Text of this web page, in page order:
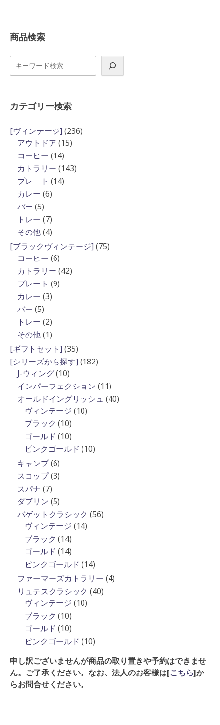
商品検索
索
カテゴリー検索
[ヴィンテージ] 236236
アウトドア 1515
の
コーヒー 1414
個
の
カトラリー 143143
プレート 1414
カレー 66
の
商
品
バー 55
個
の
商
品
トレー 77
個
の
商
品
その他 44
個
の
品
[ブラックヴィンテージ] 7575
コーヒー 66
個
の
カトラリー 4242
プレート 99
カレー 33
の
商
品
バー 55
個
の
品
トレー 22
個
の
商
品
その他 11
個
の
商
品
[ギフトセット] 3535
個
商
品
[シリーズから探す] 182182
の
商
J-ウィング 1010
個
の
商
品
インパーフェクション 1111
個
オールドイングリッシュ 4040
ヴィンテージ 1010
商
ブラック 1010
個
の
ゴールド 1010
個
ピンクゴールド 1010
キャンプ 66
個
商
品
スコップ 33
の
商
スパナ 77
個
の
商
品
ダブリン 55
個
の
商
品
バゲットクラシック 5656
ヴィンテージ 1414
商
ブラック 1414
個
の
商
品
ゴールド 1414
個
の
商
品
ピンクゴールド 1414
個
の
ファーマーズカトラリー 44
リュテスクラシック 4040
ヴィンテージ 1010
商
ブラック 1010
個
の
品
ゴールド 1010
個
商
品
ピンクゴールド 1010
の
商
申し訳ございませんが商品の取り置きや予約はできませ
ん。ご了承ください。なお、法人のお客様は[こちら]か
らお問合せください。